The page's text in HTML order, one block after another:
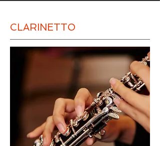
CLARINETTO